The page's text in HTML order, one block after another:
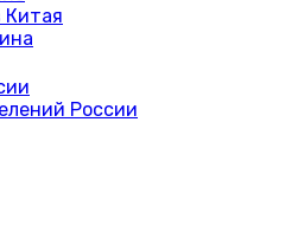
Китая
России